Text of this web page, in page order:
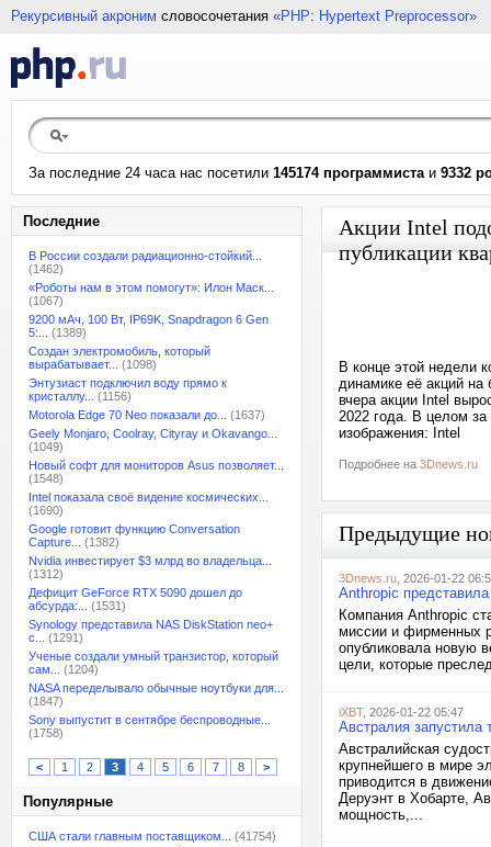
Рекурсивный акроним словосочетания «PHP: Hypertext Preprocessor»
За последние 24 часа нас посетили 145174 программистаи 9332
Последние
В России создали радиационно-стойкий...
(1462)
«Роботы нам в этом помогут»: Илон Маск...
(1067)
9200 мАч, 100 Вт, IP69K, Snapdragon 6 Gen
5:...
(1389)
Создан электромобиль, который
вырабатывает...
(1098)
Энтузиаст подключил воду прямо к
кристаллу...
(1156)
Motorola Edge 70 Neo показали до...
(1637)
Geely Monjaro, Coolray, Cityray и Okavango...
(1049)
Новый софт для мониторов Asus позволяет...
(1548)
Intel показала своё видение космических...
(1690)
Google готовит функцию Conversation
Capture...
(1382)
Nvidia инвестирует $3 млрд во владельца...
(1312)
Дефицит GeForce RTX 5090 дошел до
абсурда:...
(1531)
Synology представила NAS DiskStation neo+
с...
(1291)
Ученые создали умный транзистор, который
сам...
(1204)
NASA переделывало обычные ноутбуки для...
(1847)
Sony выпустит в сентябре беспроводные...
(1758)
< 1 2 3 4 5 6 7 8 >
Популярные
США стали главным поставщиком...
(41754)
Акции Intel
публикации
В конце этой недели
динамике её акций на
вчера акции Intel
2022 года. В целом
изображения: Intel
Подробнее на 3Dnews.ru
Предыдущие
3Dnews.ru , 2026-01-22
Anthropic
Компания Anthropic
миссии и фирменных
опубликовала новую
цели, которые
iXBT, 2026-01-22 05:47
Австралия запустила
Австралийская
крупнейшего в мире
приводится в
Деруэнт в Хобарте,
мощность,...